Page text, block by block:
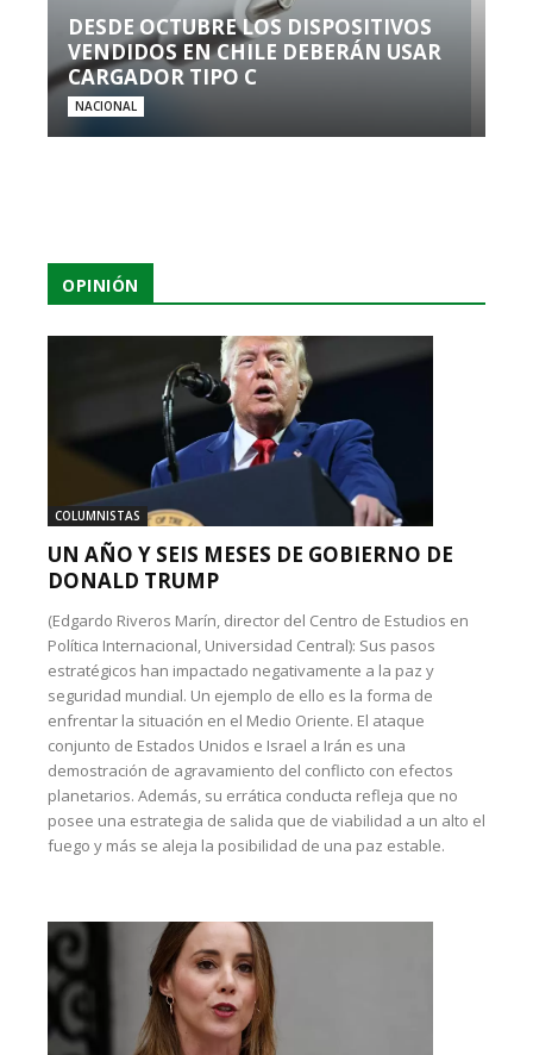
DESDE OCTUBRE LOS DISPOSITIVOS
VENDIDOS EN CHILE DEBERÁN USAR
CARGADOR TIPO C
NACIONAL
OPINIÓN
COLUMNISTAS
UN AÑO Y SEIS MESES DE GOBIERNO DE
DONALD TRUMP
(Edgardo Riveros Marín, director del Centro de Estudios en
Política Internacional, Universidad Central): Sus pasos
estratégicos han impactado negativamente a la paz y
seguridad mundial. Un ejemplo de ello es la forma de
enfrentar la situación en el Medio Oriente. El ataque
conjunto de Estados Unidos e Israel a Irán es una
demostración de agravamiento del conflicto con efectos
planetarios. Además, su errática conducta refleja que no
posee una estrategia de salida que de viabilidad a un alto el
fuego y más se aleja la posibilidad de una paz estable.